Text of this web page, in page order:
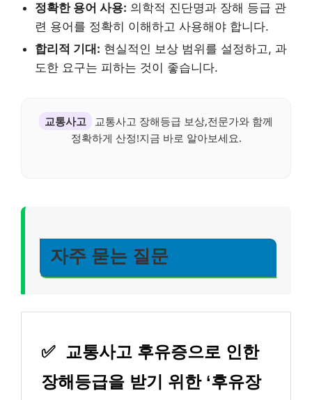
정확한 용어 사용: 의학적 진단명과 장해 등급 관
련 용어를 정확히 이해하고 사용해야 합니다.
합리적 기대: 현실적인 보상 범위를 설정하고, 과
도한 요구는 피하는 것이 좋습니다.
교통사고
교통사고 장해등급 보상,전문가와 함께
정확하게 산정!지금 바로 알아보세요.
자주 묻는 질문
✅ 교통사고 후유증으로 인한
장해등급을 받기 위한 ‘후유장